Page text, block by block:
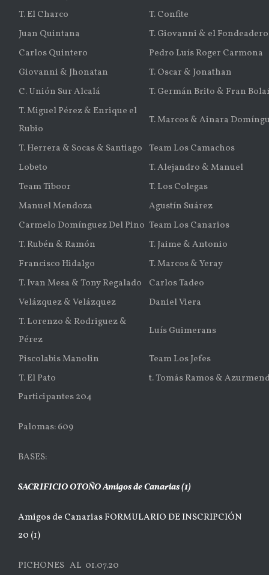
T. El Charco
T. Confite
Juan Quintana
T. Giovanni & el Fondeadero
Carlos Quintero
Pedro Luís Roger Carmona
Giovanni & Jhonatan
T. Oscar & Jonathan
C. Unión Sur Alcalá
T. Germán Brito & Fran
T. Miguel Pérez & Enrique el
Rubio
T. Marcos & Ainara
T. Herrera & Socas & Santiago Team Los Camachos
Lobeto
T. Alejandro & Manuel
Team Tiboor
T. Los Colegas
Manuel Mendoza
Agustín Suárez
Carmelo Domínguez Del Pino Team Los Canarios
T. Rubén & Ramón
T. Jaime & Antonio
Francisco Hidalgo
T. Marcos & Yeray
T. Ivan Mesa & Tony Regalado
Carlos Tadeo
Velázquez & Velázquez
Daniel Viera
T. Lorenzo & Rodriguez &
Pérez
Luís Guimerans
Piscolabis Manolin
Team Los Jefes
T. El Pato
t. Tomás Ramos &
Participantes 204
Palomas: 609
BASES:
SACRIFICIO OTOÑO Amigos de Canarias (1)
Amigos de Canarias FORMULARIO DE INSCRIPCIÓN
20 (1)
PICHONES AL 01.07.20